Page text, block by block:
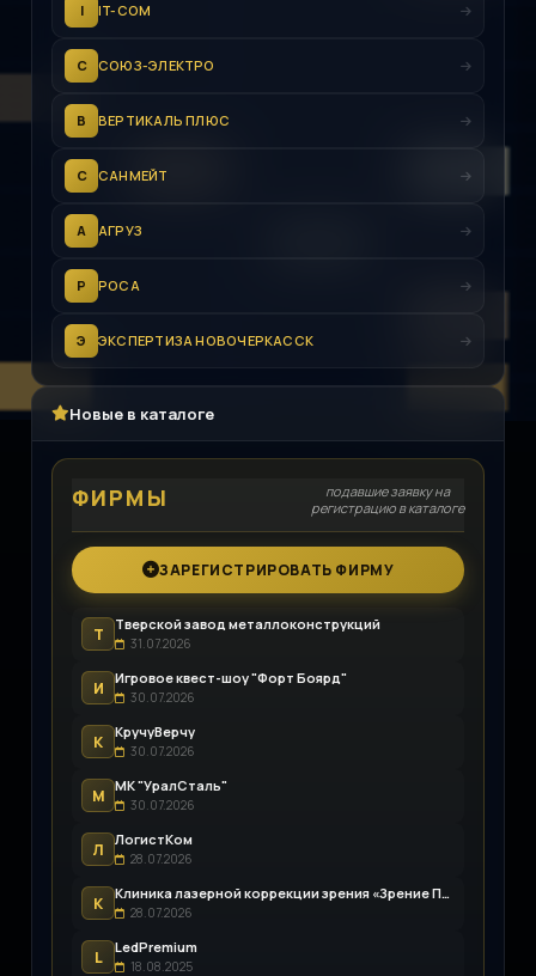
I IT-COM
С СОЮЗ-ЭЛЕКТРО
В ВЕРТИКАЛЬ ПЛЮС
С САНМЕЙТ
А АГРУЗ
Р РОСА
Э ЭКСПЕРТИЗА НОВОЧЕРКАССК
Новые в каталоге
ФИРМЫ
подавшие заявку на
регистрацию в каталоге
ЗАРЕГИСТРИРОВАТЬ ФИРМУ
Т
Тверской завод металлоконструкций
31.07.2026
И
Игровое квест-шоу "Форт Боярд"
30.07.2026
К
КручуВерчу
30.07.2026
М
МК "УралСталь"
30.07.2026
Л
ЛогистКом
28.07.2026
К
Клиника лазерной коррекции зрения «Зрение Пенза»
28.07.2026
L
LedPremium
18.08.2025